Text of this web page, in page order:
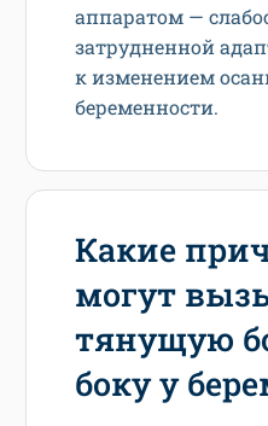
аппаратом —
затрудненной
к изменением
беременности.
Какие
могут
тянущую
боку у